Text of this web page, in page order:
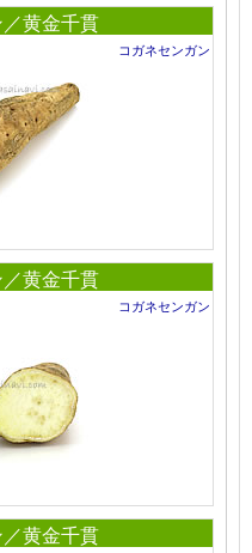
黄金千貫
コガネセンガン
黄金千貫
コガネセンガン
黄金千貫